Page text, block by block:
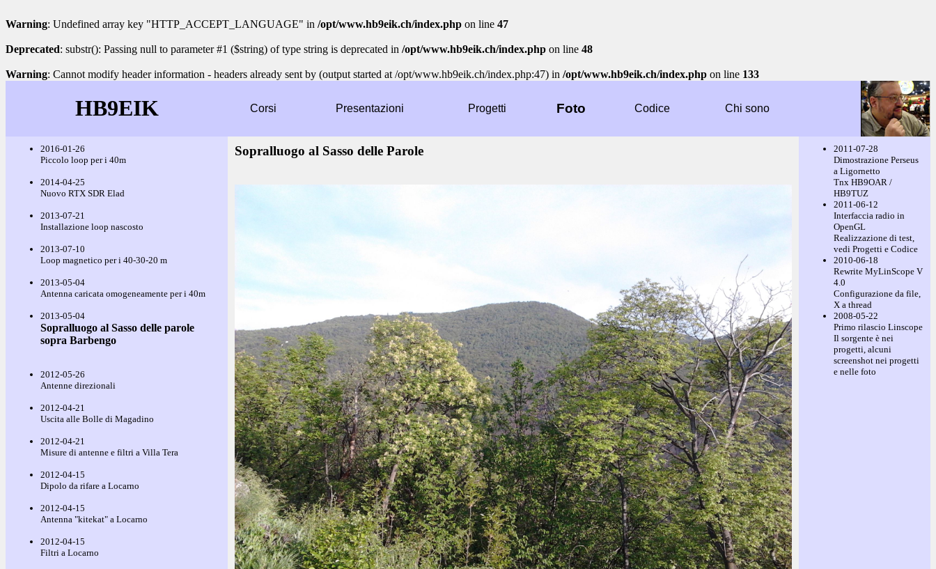
Warning: Undefined array key "HTTP_ACCEPT_LANGUAGE" in /opt/www.hb9eik.ch/index.php on line 47
Deprecated: substr(): Passing null to parameter #1 ($string) of type string is deprecated in /opt/www.hb9eik.ch/index.php on line 48
Warning: Cannot modify header information - headers already sent by (output started at /opt/www.hb9eik.ch/index.php:47) in /opt/www.hb9eik.ch/index.php on line 133
HB9EIK Corsi Presentazioni Progetti Foto Codice Chi sono
2016-01-26
Piccolo loop per i 40m
2014-04-25
Nuovo RTX SDR Elad
2013-07-21
Installazione loop nascosto
2013-07-10
Loop magnetico per i 40-30-20 m
2013-05-04
Antenna caricata omogeneamente per i 40m
2013-05-04
Sopralluogo al Sasso delle parole
sopra Barbengo
2012-05-26
Antenne direzionali
2012-04-21
Uscita alle Bolle di Magadino
2012-04-21
Misure di antenne e filtri a Villa Tera
2012-04-15
Dipolo da rifare a Locarno
2012-04-15
Antenna "kitekat" a Locarno
2012-04-15
Filtri a Locarno
Sopralluogo al Sasso delle Parole
2011-07-28
Dimostrazione Perseus
a Ligornetto
Tnx HB9OAR /
HB9TUZ
2011-06-12
Interfaccia radio in
OpenGL
Realizzazione di test,
vedi Progetti e Codice
2010-06-18
Rewrite MyLinScope V
4.0
Configurazione da file,
X a thread
2008-05-22
Primo rilascio Linscope
Il sorgente è nei
progetti, alcuni
screenshot nei progetti
e nelle foto